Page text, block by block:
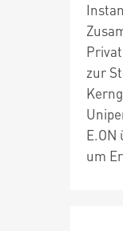
zur
um